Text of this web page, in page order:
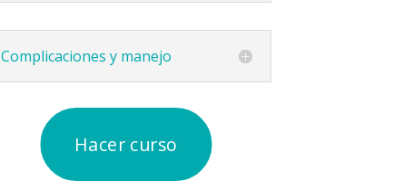
Complicaciones y manejo
Hacer curso